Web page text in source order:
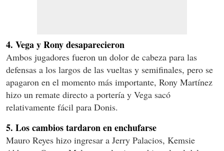
4. Vega y Rony desaparecieron
Ambos jugadores fueron un dolor de cabeza para las
defensas a los largos de las vueltas y semifinales, pero se
apagaron en el momento más importante, Rony Martínez
hizo un remate directo a portería y Vega sacó
relativamente fácil para Donis.
5. Los cambios tardaron en enchufarse
Mauro Reyes hizo ingresar a Jerry Palacios, Kemsie